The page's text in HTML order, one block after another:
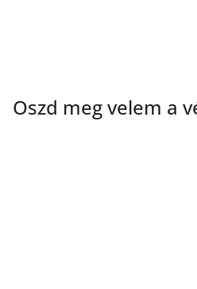
Oszd meg velem a